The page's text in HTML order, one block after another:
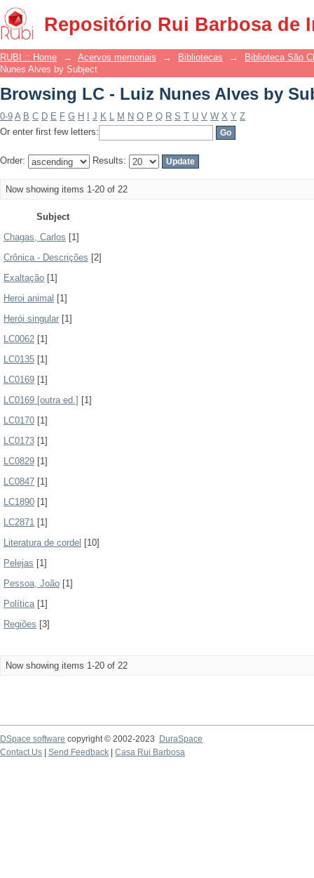
Repositório Rui Barbosa de
Browsing LC - Luiz Nunes Alves by
RUBI :: Home → Acervos memoriais → Bibliotecas →
Biblioteca São
Nunes Alves by Subject
Browsing LC - Luiz Nunes Alves by
0-9 A B C D E F G H J K L M N O P Q R S T U V W X Y Z
Or enter first few letters:
Order: Results:
Now showing items 1-20 of 22
Subject
Chagas, Carlos [1]
Crônica - Descrições [2]
Exaltação [1]
Heroi animal [1]
Herói singular [1]
LC0062 [1]
LC0135 [1]
LC0169 [1]
LC0169 [outra ed.] [1]
LC0170 [1]
LC0173 [1]
LC0829 [1]
LC0847 [1]
LC1890 [1]
LC2871 [1]
Literatura de cordel [10]
Pelejas [1]
Pessoa, João [1]
Política[1]
Regiões [3]
Now showing items 1-20 of 22
DSpace software copyright © 2002-2023
DuraSpace
Contact Us
Send Feedback Casa Rui Barbosa